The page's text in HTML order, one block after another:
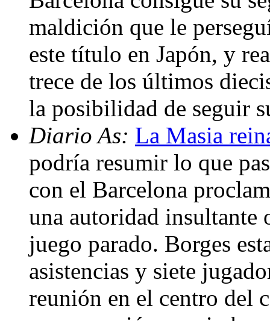
maldición que le
este título en Japón, y
trece de los últimos
la posibilidad de seguir
Diario As: La Masia
podría resumir lo que
con el Barcelona
una autoridad insultante
juego parado. Borges
asistencias y siete
reunión en el centro del